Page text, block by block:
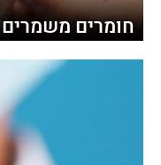
חומרים משמרים